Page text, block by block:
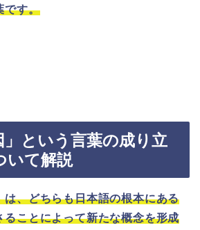
です。
」という言葉の成り立
いて解説
は、どちらも日本語の根本にある
ることによって新たな概念を形成